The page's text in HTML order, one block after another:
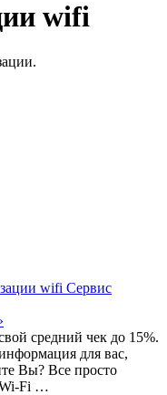
wifi
Сервис
средний чек до 15%.
для вас,
Вы? Все просто
Wi-Fi …